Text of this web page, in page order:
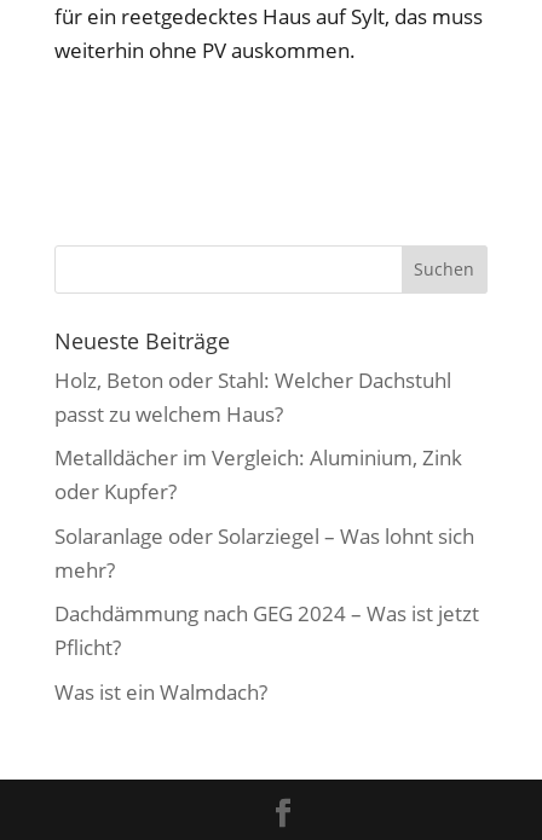
für ein reetgedecktes Haus auf Sylt, das muss
weiterhin ohne PV auskommen.
Neueste Beiträge
Holz, Beton oder Stahl: Welcher Dachstuhl
passt zu welchem Haus?
Metalldächer im Vergleich: Aluminium, Zink
oder Kupfer?
Solaranlage oder Solarziegel – Was lohnt sich
mehr?
Dachdämmung nach GEG 2024 – Was ist jetzt
Pflicht?
Was ist ein Walmdach?